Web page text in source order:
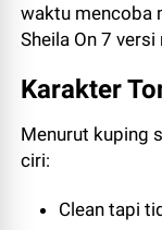
waktu mencoba
Sheila On 7 versi
Karakter
Menurut kuping
ciri:
Clean tapi